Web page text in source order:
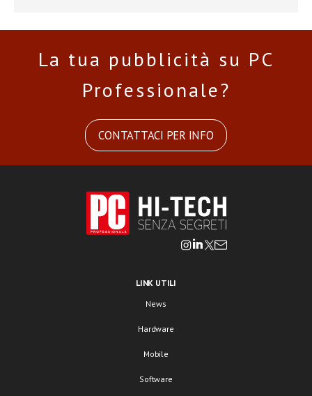
La tua pubblicità su PC
Professionale?
CONTATTACI PER INFO
LINK UTILI
News
Hardware
Mobile
Software